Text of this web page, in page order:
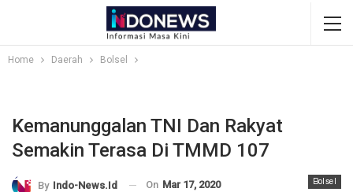
Home Daerah Bolsel
Kemanunggalan TNI Dan Rakyat
Semakin Terasa Di TMMD 107
Bolsel
By Indo-News.id On Mar 17, 2020